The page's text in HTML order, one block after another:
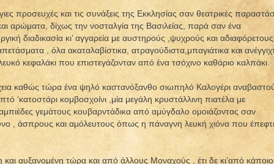
προσευχές και τις συνάξεις της Εκκλησίας σαν θεατρικές
αρώματα, δίχως την νοσταλγία της Βασιλείας, παρά σαν ένα
διαδικασία κι’ αγγαρεία με αυστηρούς ,ψυχρούς και αδιαφόρετους
, όλα ακαταλαβίστικα, ατραγούδιστα,μπαγιάτικα και
κεφαλάκι που επιστεγάζονταν από ένα τσόχινο καθάριο καλπάκι.
καθώς τώρα ένα ψηλό καστανόξανθο σιωπηλό Καλογέρι
‘κατοστάρι κομβοσχοίνι ,μία μεγάλη κρυστάλλινη πιατέλα με
γεμάτους κουβαρντάδικα από αμύγδαλο ομοιάζοντας σαν
, άσπρους και αμόλευτους όπως η πάναγνη λευκή χιόνα που
αυξανομένη τώρα και από άλλους Μοναχούς , έτι δε κι’από